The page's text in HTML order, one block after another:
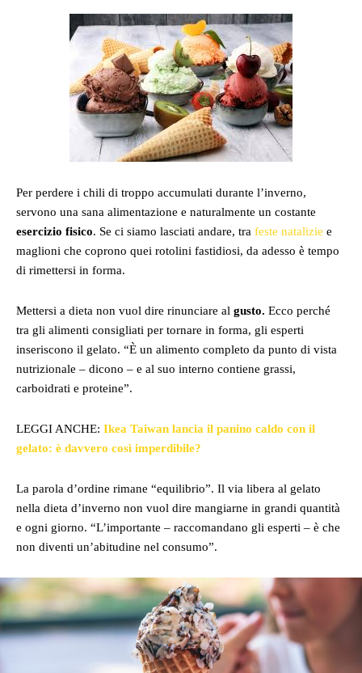
Per perdere i chili di troppo accumulati durante l’inverno,
servono una sana alimentazione e naturalmente un costante
esercizio fisico. Se ci siamo lasciati andare, tra feste natalizie e
maglioni che coprono quei rotolini fastidiosi, da adesso è tempo
di rimettersi in forma.
Mettersi a dieta non vuol dire rinunciare al gusto. Ecco perché
tra gli alimenti consigliati per tornare in forma, gli esperti
inseriscono il gelato. “È un alimento completo da punto di vista
nutrizionale – dicono – e al suo interno contiene grassi,
carboidrati e proteine”.
LEGGI ANCHE: Ikea Taiwan lancia il panino caldo con il
gelato: è davvero così imperdibile?
La parola d’ordine rimane “equilibrio”. Il via libera al gelato
nella dieta d’inverno non vuol dire mangiarne in grandi quantità
e ogni giorno. “L’importante – raccomandano gli esperti – è che
non diventi un’abitudine nel consumo”.